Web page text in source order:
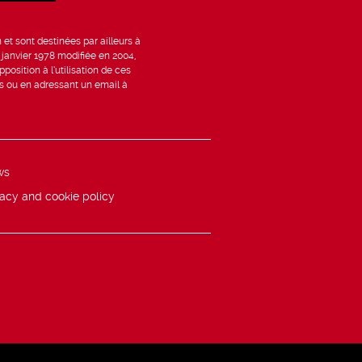
sont destinées par ailleurs à
1978 modifiée en 2004,
à l’utilisation de ces
ou en adressant un email à
and cookie policy